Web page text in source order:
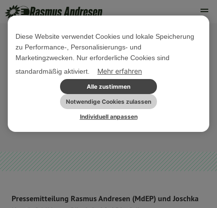
21. APRIL 2022
Schleswig-Holstein braucht mehr
als Ankündigungen: Transformation
zur klimaneutralen Schifffahrt
Pressemitteilung Rasmus Andresen (MdEP) und Joschka
Diese Website verwendet Cookies und lokale Speicherung
zu Performance-, Personalisierungs- und
Marketingzwecken. Nur erforderliche Cookies sind
standardmäßig aktiviert.
Mehr erfahren
Alle zustimmen
Notwendige Cookies zulassen
Individuell anpassen